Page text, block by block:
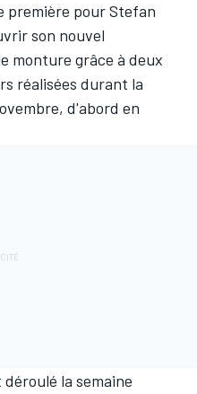
première pourStefan
son nouvel
monture grâce à deux
réalisées durant la
d'abord en
la semaine